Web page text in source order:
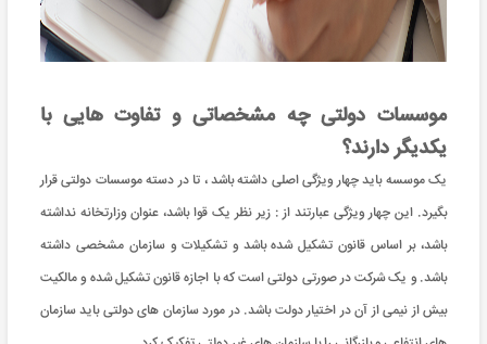
موسسات دولتی چه مشخصاتی و تفاوت هایی با
یکدیگر دارند؟
یک موسسه باید چهار ویژگی اصلی داشته باشد ، تا در دسته موسسات دولتی قرار
بگیرد. این چهار ویژگی عبارتند از : زیر نظر یک قوا باشد، عنوان وزارتخانه نداشته
باشد، بر اساس قانون تشکیل شده باشد و تشکیلات و سازمان مشخصی داشته
باشد. و یک شرکت در صورتی دولتی است که با اجازه قانون تشکیل شده و مالکیت
بیش از نیمی از آن در اختیار دولت باشد. در مورد سازمان های دولتی باید سازمان